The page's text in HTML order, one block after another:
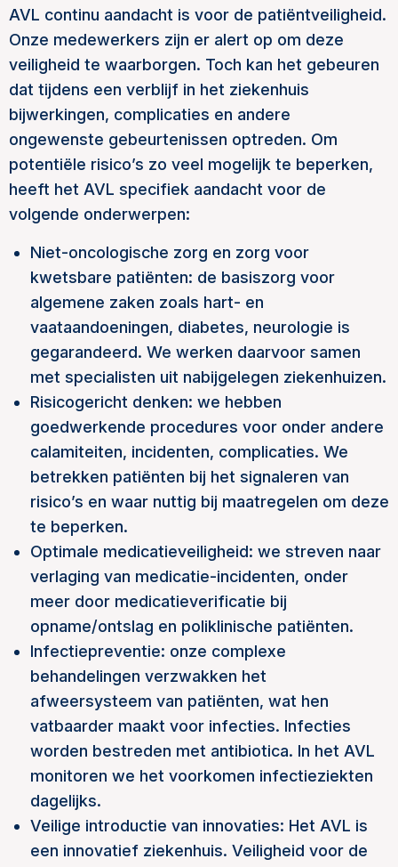
AVL continu aandacht is voor de patiëntveiligheid.
Onze medewerkers zijn er alert op om deze
veiligheid te waarborgen. Toch kan het gebeuren
dat tijdens een verblijf in het ziekenhuis
bijwerkingen, complicaties en andere
ongewenste gebeurtenissen optreden. Om
potentiële risico’s zo veel mogelijk te beperken,
heeft het AVL specifiek aandacht voor de
volgende onderwerpen:
Niet-oncologische zorg en zorg voor
kwetsbare patiënten: de basiszorg voor
algemene zaken zoals hart- en
vaataandoeningen, diabetes, neurologie is
gegarandeerd. We werken daarvoor samen
met specialisten uit nabijgelegen ziekenhuizen.
Risicogericht denken: we hebben
goedwerkende procedures voor onder andere
calamiteiten, incidenten, complicaties. We
betrekken patiënten bij het signaleren van
risico’s en waar nuttig bij maatregelen om deze
te beperken.
Optimale medicatieveiligheid: we streven naar
verlaging van medicatie-incidenten, onder
meer door medicatieverificatie bij
opname/ontslag en poliklinische patiënten.
Infectiepreventie: onze complexe
behandelingen verzwakken het
afweersysteem van patiënten, wat hen
vatbaarder maakt voor infecties. Infecties
worden bestreden met antibiotica. In het AVL
monitoren we het voorkomen infectieziekten
dagelijks.
Veilige introductie van innovaties: Het AVL is
een innovatief ziekenhuis. Veiligheid voor de